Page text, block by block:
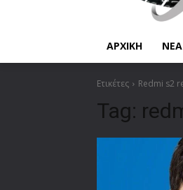
ΑΡΧΙΚΗ ΝΕΑ
Ετικέτες Redmi s2
Tag: